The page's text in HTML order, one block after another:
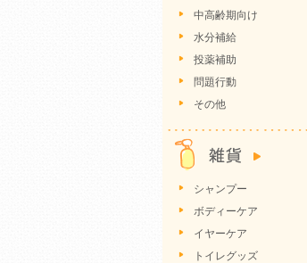
中高齢期向け
水分補給
投薬補助
問題行動
その他
シャンプー
ボディーケア
イヤーケア
トイレグッズ